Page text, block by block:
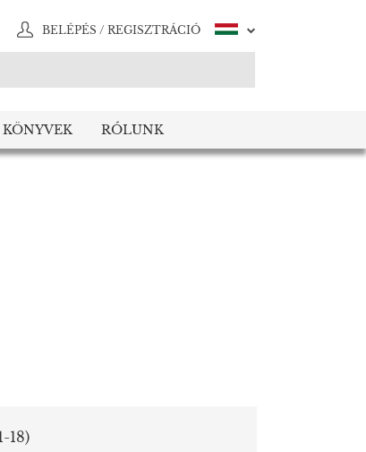
BELÉPÉS / REGISZTRÁCIÓ
KÖNYVEK RÓLUNK
18)